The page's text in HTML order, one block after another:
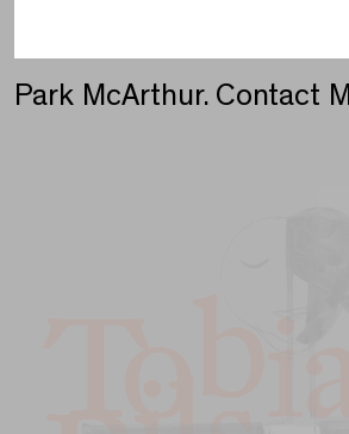
Park McArthur. Contact M